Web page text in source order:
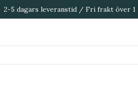
2-5 dagars leveranstid / Fri frakt över